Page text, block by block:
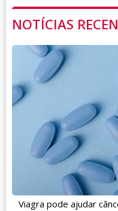
NOTÍCIAS
Viagra pode ajudar